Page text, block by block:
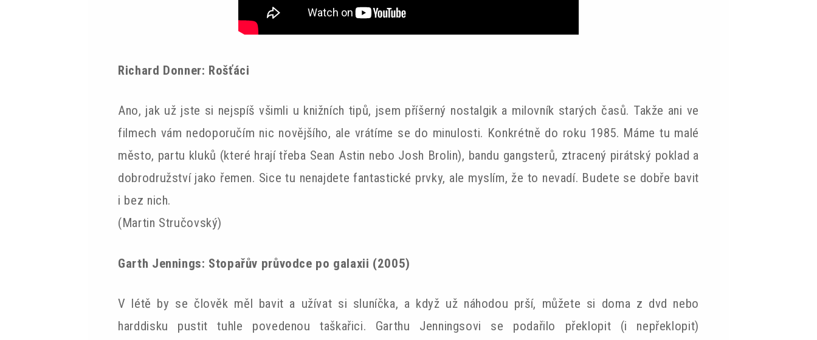
Richard Donner: Rošťáci
Ano, jak už jste si nejspíš všimli u knižních tipů, jsem příšerný nostalgik a milovník starých časů. Takže ani ve
filmech vám nedoporučím nic novějšího, ale vrátíme se do minulosti. Konkrétně do roku 1985. Máme tu malé
město, partu kluků (které hrají třeba Sean Astin nebo Josh Brolin), bandu gangsterů, ztracený pirátský poklad a
dobrodružství jako řemen. Sice tu nenajdete fantastické prvky, ale myslím, že to nevadí. Budete se dobře bavit
i bez nich.
(Martin Stručovský)
Garth Jennings: Stopařův průvodce po galaxii (2005)
V létě by se člověk měl bavit a užívat si sluníčka, a když už náhodou prší, můžete si doma z dvd nebo
harddisku pustit tuhle povedenou taškařici. Garthu Jenningsovi se podařilo překlopit (i nepřeklopit)